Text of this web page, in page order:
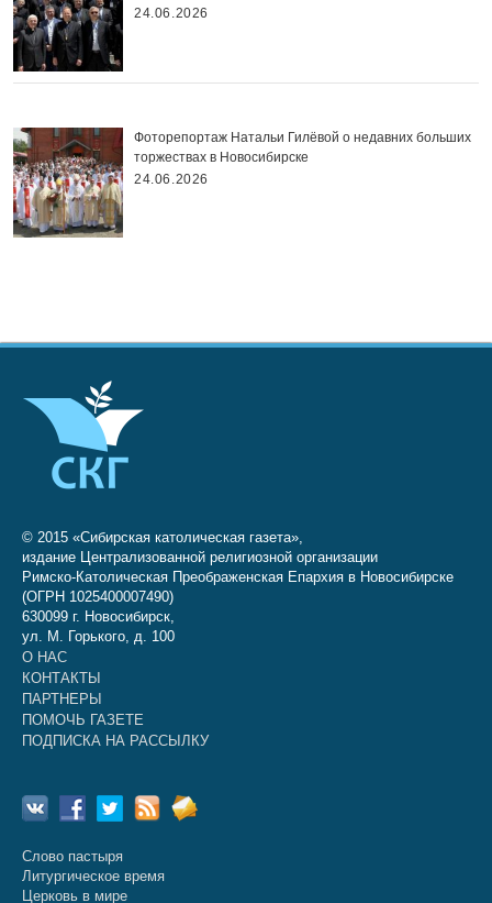
24.06.2026
Фоторепортаж Натальи Гилёвой о недавних больших
торжествах в Новосибирске
24.06.2026
© 2015 «Сибирская католическая газета»,
издание Централизованной религиозной организации
Римско-Католическая Преображенская Епархия в Новосибирске
(ОГРН 1025400007490)
630099 г. Новосибирск,
ул. М. Горького, д. 100
О НАС
КОНТАКТЫ
ПАРТНЕРЫ
ПОМОЧЬ ГАЗЕТЕ
ПОДПИСКА НА РАССЫЛКУ
Слово пастыря
Литургическое время
Церковь в мире